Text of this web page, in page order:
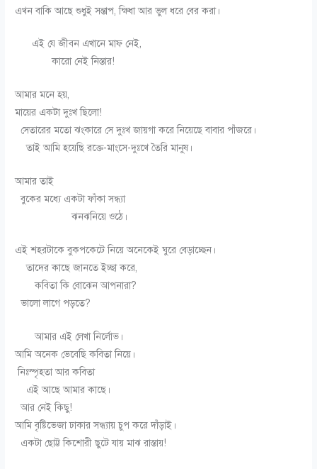
এখন বাকি আছে শুধুই সন্তাপ, ক্ষিধা আর ভুল ধরে বের করা।
এই যে জীবন এখানে মাফ নেই,
কারো নেই নিস্তার!
আমার মনে হয়,
মায়ের একটা দুঃখ ছিলো!
সেতারের মতো ঝংকারে সে দুঃখ জায়গা করে নিয়েছে বাবার পাঁজরে।
তাই আমি হয়েছি রক্তে-মাংসে-দুঃখে তৈরি মানুষ।
আমার তাই
বুকের মধ্যে একটা ফাঁকা সন্ধ্যা
ঝনঝনিয়ে ওঠে।
এই শহরটাকে বুকপকেটে নিয়ে অনেকেই ঘুরে বেড়াচ্ছেন।
তাদের কাছে জানতে ইচ্ছা করে,
কবিতা কি বোঝেন আপনারা?
ভালো লাগে পড়তে?
আমার এই লেখা নির্লোভ।
আমি অনেক ভেবেছি কবিতা নিয়ে।
নিঃস্পৃহতা আর কবিতা
এই আছে আমার কাছে।
আর নেই কিছু!
আমি বৃষ্টিভেজা ঢাকার সন্ধ্যায় চুপ করে দাঁড়াই।
একটা ছোট্ট কিশোরী ছুটে যায় মাঝ রাস্তায়!